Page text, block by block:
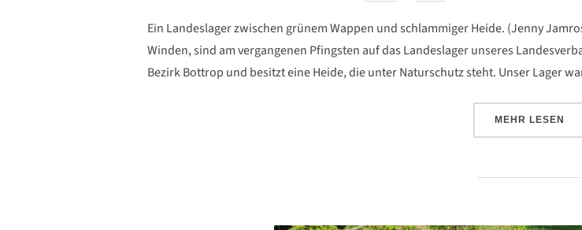
Ein Landeslager zwischen grünem Wappen und schlammiger Heide. (Jenny
Winden, sind am vergangenen Pfingsten auf das Landeslager unseres
Bezirk Bottrop und besitzt eine Heide, die unter Naturschutz steht. Unser Lager
MEHR ÜBER
LESEN